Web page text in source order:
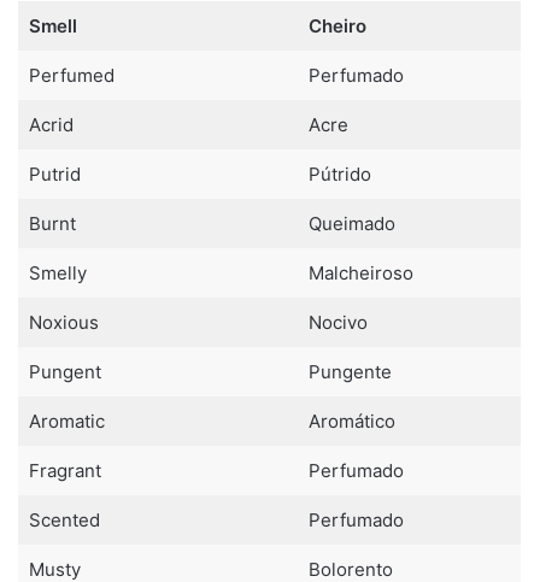
Smell Cheiro
Perfumed Perfumado
Acrid Acre
Putrid Pútrido
Burnt Queimado
Smelly Malcheiroso
Noxious Nocivo
Pungent Pungente
Aromatic Aromático
Fragrant Perfumado
Scented Perfumado
Musty Bolorento